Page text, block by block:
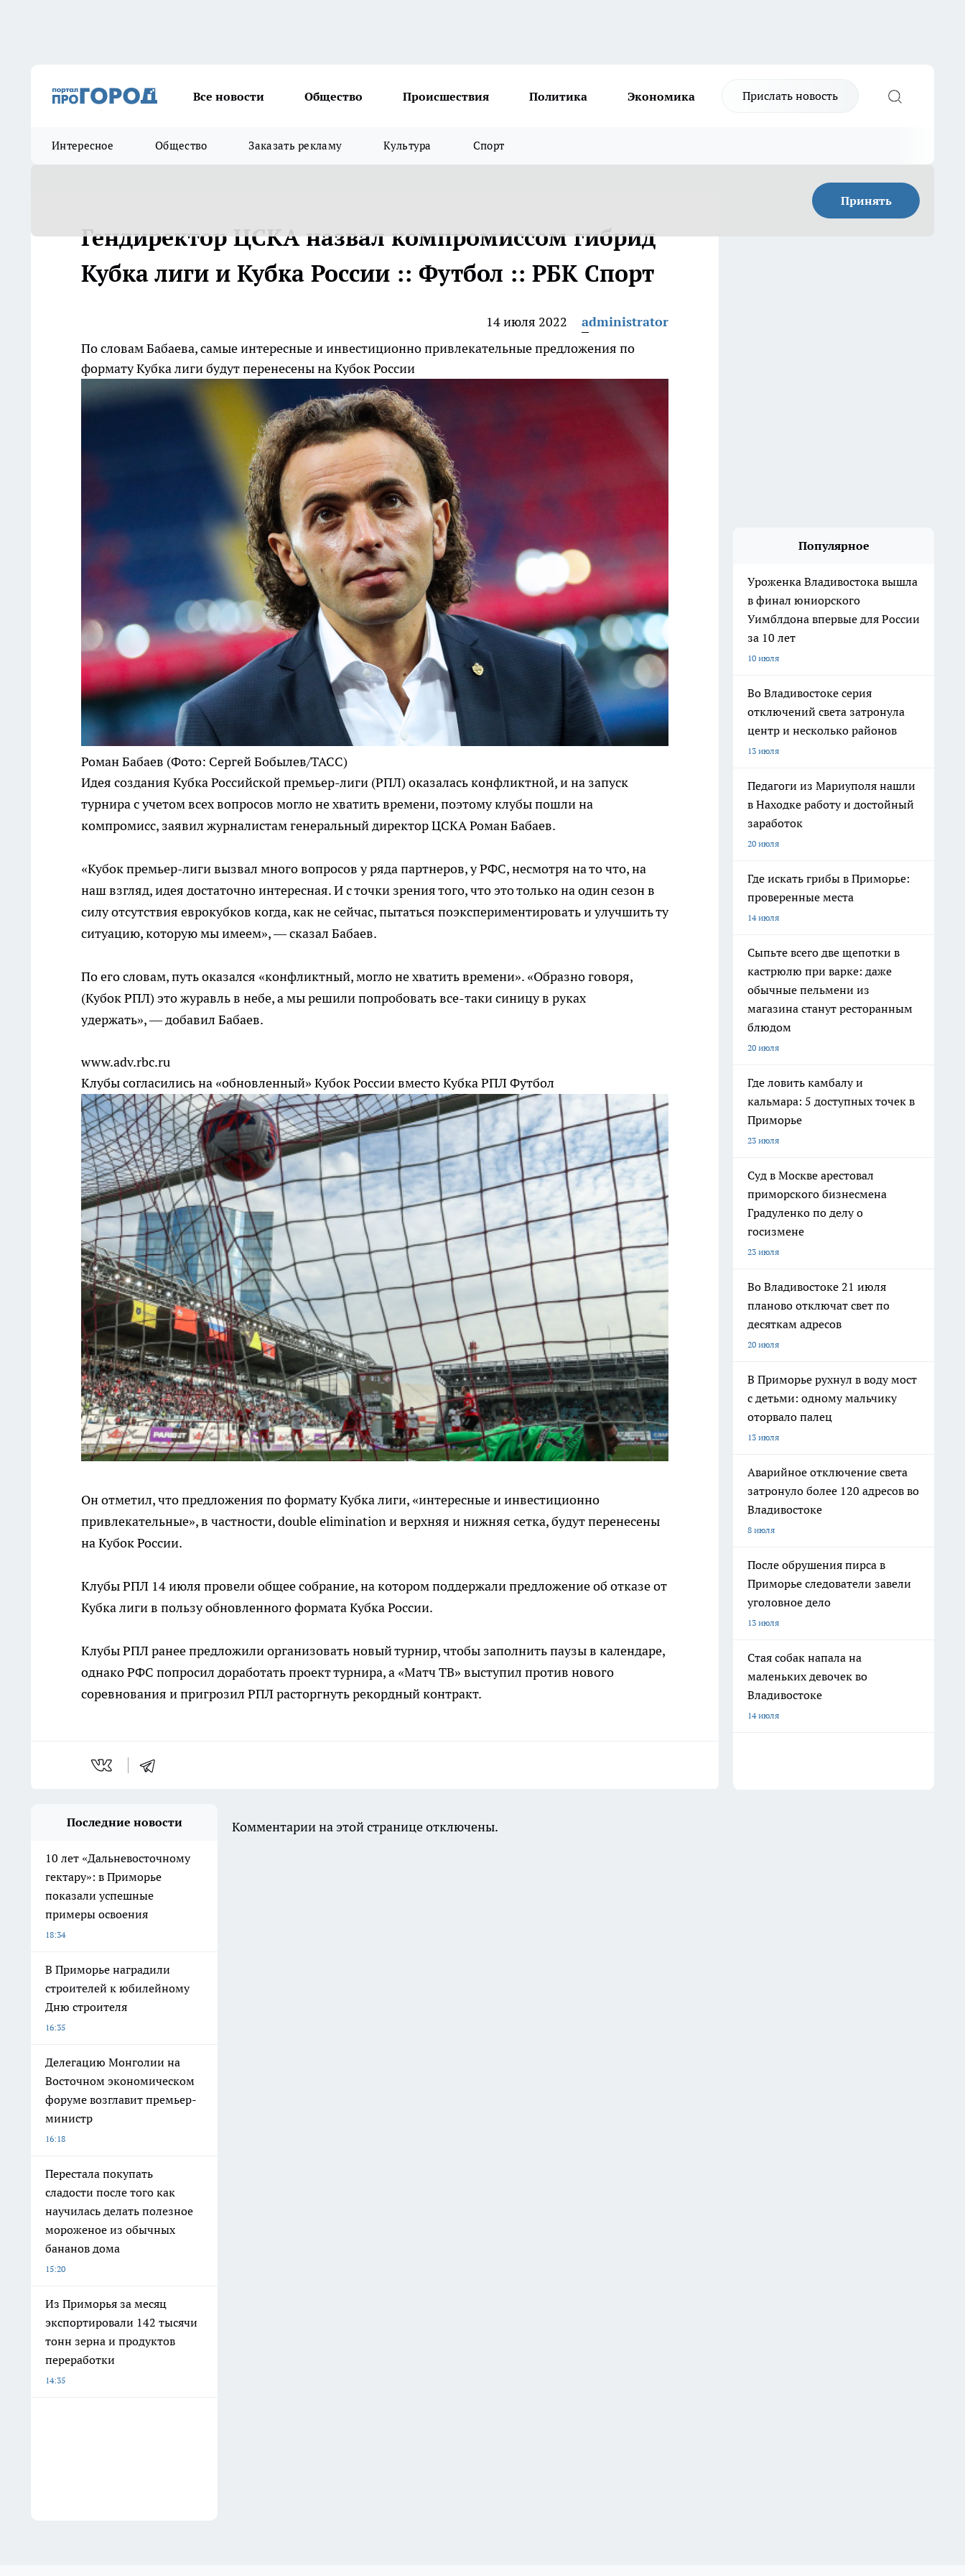
Все новости Общество Происшествия Политика Экономика Прислать новость
Интересное Общество Заказать рекламу Культура Спорт
Принять
Гендиректор ЦСКА назвал компромиссом гибрид
Кубка лиги и Кубка России :: Футбол :: РБК Спорт
14 июля 2022
administrator
По словам Бабаева, самые интересные и инвестиционно привлекательные предложения по
формату Кубка лиги будут перенесены на Кубок России
Роман Бабаев (Фото: Сергей Бобылев/ТАСС)
Идея создания Кубка Российской премьер-лиги (РПЛ) оказалась конфликтной, и на запуск
турнира с учетом всех вопросов могло не хватить времени, поэтому клубы пошли на
компромисс, заявил журналистам генеральный директор ЦСКА Роман Бабаев.
«Кубок премьер-лиги вызвал много вопросов у ряда партнеров, у РФС, несмотря на то что, на
наш взгляд, идея достаточно интересная. И с точки зрения того, что это только на один сезон в
силу отсутствия еврокубков когда, как не сейчас, пытаться поэкспериментировать и улучшить ту
ситуацию, которую мы имеем», — сказал Бабаев.
По его словам, путь оказался «конфликтный, могло не хватить времени». «Образно говоря,
(Кубок РПЛ) это журавль в небе, а мы решили попробовать все-таки синицу в руках
удержать», — добавил Бабаев.
www.adv.rbc.ru
Клубы согласились на «обновленный» Кубок России вместо Кубка РПЛФутбол
Он отметил, что предложения по формату Кубка лиги, «интересные и инвестиционно
привлекательные», в частности, double elimination и верхняя и нижняя сетка, будут перенесены
на Кубок России.
Клубы РПЛ 14 июля провели общее собрание, на котором поддержали предложение об отказе от
Кубка лиги в пользу обновленного формата Кубка России.
Клубы РПЛ ранее предложили организовать новый турнир, чтобы заполнить паузы в календаре,
однако РФС попросил доработать проект турнира, а «Матч ТВ» выступил против нового
соревнования и пригрозил РПЛ расторгнуть рекордный контракт.
Популярное
Уроженка Владивостока вышла
в финал юниорского
Уимблдона впервые для России
за 10 лет
10 июля
Во Владивостоке серия
отключений света затронула
центр и несколько районов
13 июля
Педагоги из Мариуполя нашли
в Находке работу и достойный
заработок
20 июля
Где искать грибы в Приморье:
проверенные места
14 июля
Сыпьте всего две щепотки в
кастрюлю при варке: даже
обычные пельмени из
магазина станут ресторанным
блюдом
20 июля
Где ловить камбалу и
кальмара: 5 доступных точек в
Приморье
23 июля
Суд в Москве арестовал
приморского бизнесмена
Градуленко по делу о
госизмене
23 июля
Во Владивостоке 21 июля
планово отключат свет по
десяткам адресов
20 июля
В Приморье рухнул в воду мост
с детьми: одному мальчику
оторвало палец
13 июля
Аварийное отключение света
затронуло более 120 адресов во
Владивостоке
8 июля
После обрушения пирса в
Приморье следователи завели
уголовное дело
13 июля
Стая собак напала на
маленьких девочек во
Владивостоке
14 июля
Последние новости
10 лет «Дальневосточному
гектару»: в Приморье
показали успешные
примеры освоения
18:34
В Приморье наградили
строителей к юбилейному
Дню строителя
16:35
Делегацию Монголии на
Восточном экономическом
форуме возглавит премьер-
министр
16:18
Перестала покупать
сладости после того как
научилась делать полезное
мороженое из обычных
бананов дома
15:20
Из Приморья за месяц
экспортировали 142 тысячи
тонн зерна и продуктов
переработки
14:35
Комментарии на этой странице отключены.